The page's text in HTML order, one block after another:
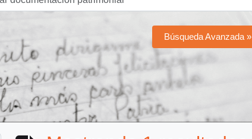
Búsqueda Avanzada »